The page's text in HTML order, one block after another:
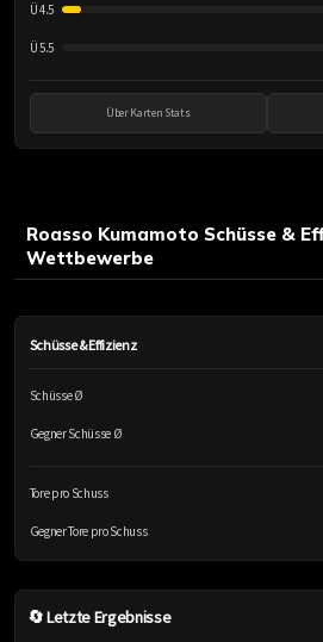
Ü 4.5
Ü 5.5
Über Karten Stats
Roasso Kumamoto Schüsse &
Wettbewerbe
Schüsse & Effizienz
Schüsse Ø
Gegner Schüsse Ø
Tore pro Schuss
Gegner Tore pro Schuss
🔄 Letzte Ergebnisse